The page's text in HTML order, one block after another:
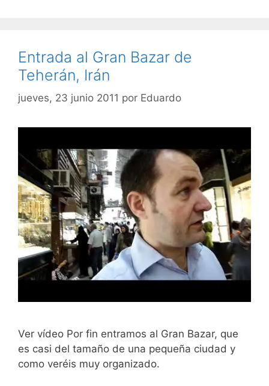
Entrada al Gran Bazar de
Teherán, Irán
jueves, 23 junio 2011 por Eduardo
Ver vídeo Por fin entramos al Gran Bazar, que
es casi del tamaño de una pequeña ciudad y
como veréis muy organizado.